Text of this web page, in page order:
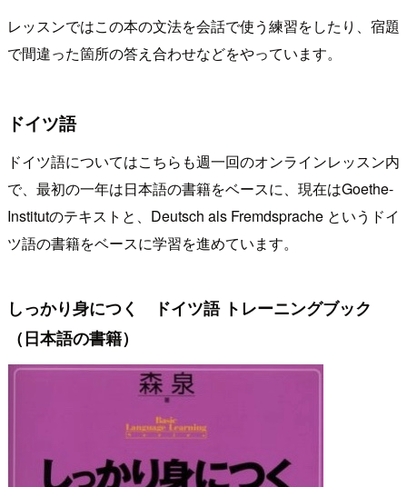
レッスンではこの本の文法を会話で使う練習をしたり、宿題
で間違った箇所の答え合わせなどをやっています。
ドイツ語
ドイツ語についてはこちらも週一回のオンラインレッスン内
で、最初の一年は日本語の書籍をベースに、現在はGoethe-
Institutのテキストと、Deutsch als Fremdsprache というドイ
ツ語の書籍をベースに学習を進めています。
しっかり身につく ドイツ語 トレーニングブック
（日本語の書籍）